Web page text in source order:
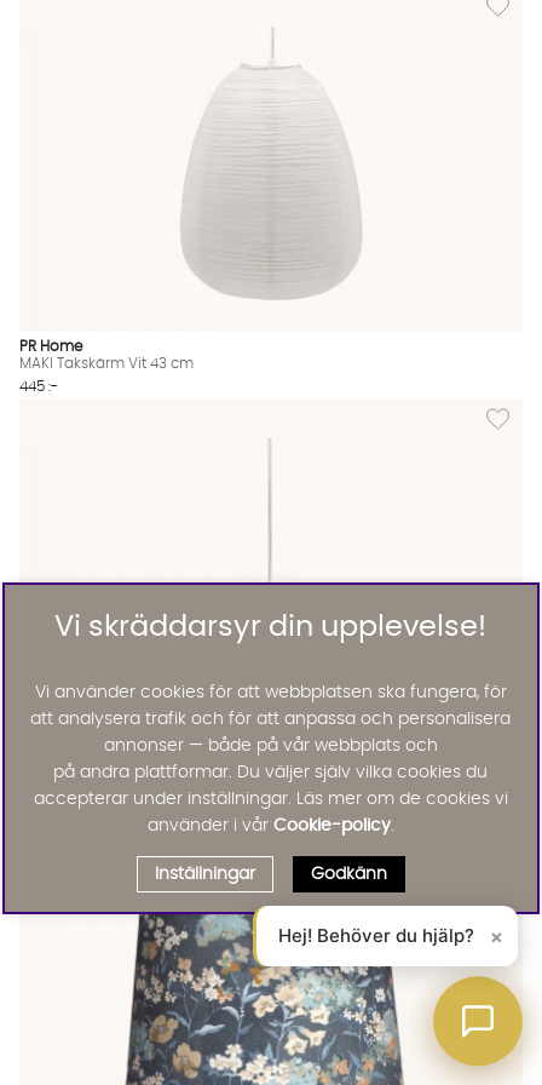
PR Home
MAKI Takskärm Vit 43 cm
445 :-
Lägg
DALIA Takskärm Vit 40 cm Finns även i dessa färger:
PR Home
DALIA Takskärm Vit 40 cm
Vi skräddarsyr din upplevelse!
Vi använder cookies för att webbplatsen ska fungera, för
att analysera trafik och för att anpassa och personalisera
annonser — både på vår webbplats och
på andra plattformar. Du väljer själv vilka cookies du
accepterar under inställningar. Läs mer om de cookies vi
använder i vår Cookie-policy.
Inställningar Godkänn
Hej! Behöver du hjälp? ×